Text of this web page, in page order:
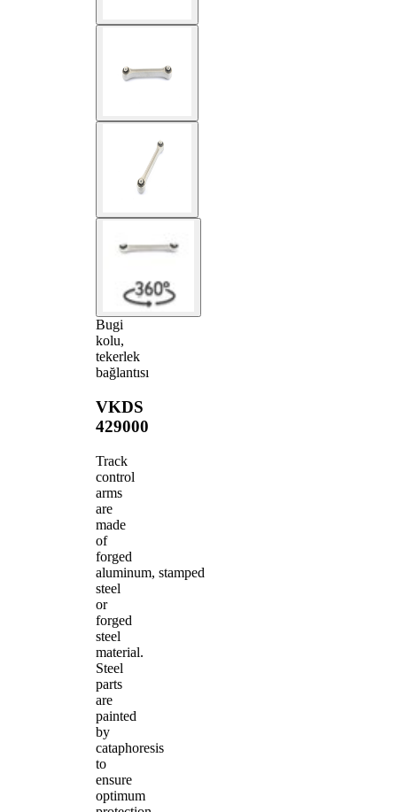
Bugi
kolu,
tekerlek
bağlantısı
VKDS
429000
Track
control
arms
are
made
of
forged
aluminum, stamped
steel
or
forged
steel
material.
Steel
parts
are
painted
by
cataphoresis
to
ensure
optimum